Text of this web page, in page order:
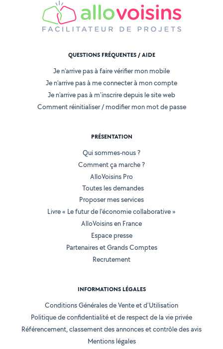
QUESTIONS FRÉQUENTES / AIDE
Je n'arrive pas à faire vérifier mon mobile
Je n'arrive pas à me connecter à mon compte
Je n'arrive pas à m'inscrire depuis le site web
Comment réinitialiser / modifier mon mot de passe
PRÉSENTATION
Qui sommes-nous ?
Comment ça marche ?
AlloVoisins Pro
Toutes les demandes
Proposer mes services
Livre « Le futur de l'économie collaborative »
AlloVoisins en France
Espace presse
Partenaires et Grands Comptes
Recrutement
INFORMATIONS LÉGALES
Conditions Générales de Vente et d'Utilisation
Politique de confidentialité et de respect de la vie privée
Référencement, classement des annonces et contrôle des avis
Mentions légales